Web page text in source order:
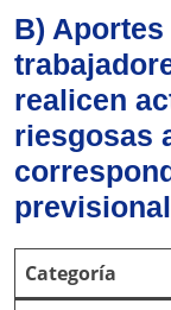
B)
realicen
riesgosas
Categoría